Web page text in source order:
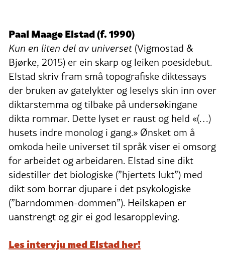
Paal Maage Elstad (f. 1990)
Kun en liten del av universet (Vigmostad &
Bjørke, 2015) er ein skarp og leiken poesidebut.
Elstad skriv fram små topografiske diktessays
der bruken av gatelykter og leselys skin inn over
diktarstemma og tilbake på undersøkingane
dikta rommar. Dette lyset er raust og held «(…)
husets indre monolog i gang.» Ønsket om å
omkoda heile universet til språk viser ei omsorg
for arbeidet og arbeidaren. Elstad sine dikt
sidestiller det biologiske (”hjertets lukt”) med
dikt som borrar djupare i det psykologiske
(”barndommen-dommen”). Heilskapen er
uanstrengt og gir ei god lesaroppleving.
Les intervju med Elstad her!